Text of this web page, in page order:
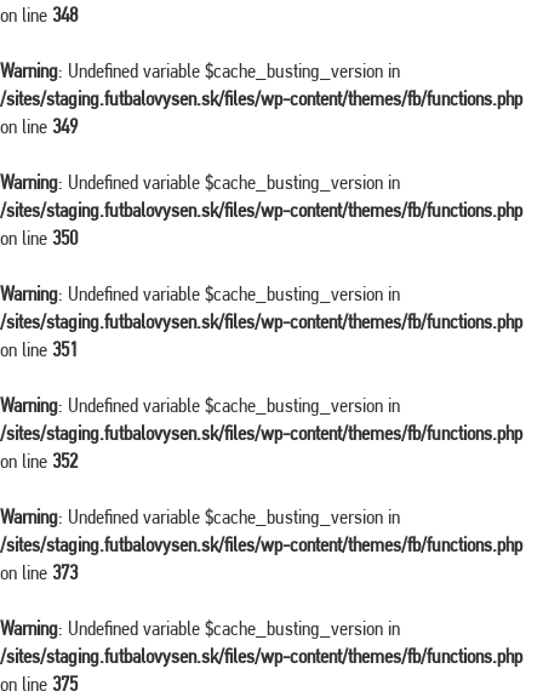
on line 348
Warning: Undefined variable $cache_busting_version in
/sites/staging.futbalovysen.sk/files/wp-content/themes/fb/functions.php
on line 349
Warning: Undefined variable $cache_busting_version in
/sites/staging.futbalovysen.sk/files/wp-content/themes/fb/functions.php
on line 350
Warning: Undefined variable $cache_busting_version in
/sites/staging.futbalovysen.sk/files/wp-content/themes/fb/functions.php
on line 351
Warning: Undefined variable $cache_busting_version in
/sites/staging.futbalovysen.sk/files/wp-content/themes/fb/functions.php
on line 352
Warning: Undefined variable $cache_busting_version in
/sites/staging.futbalovysen.sk/files/wp-content/themes/fb/functions.php
on line 373
Warning: Undefined variable $cache_busting_version in
/sites/staging.futbalovysen.sk/files/wp-content/themes/fb/functions.php
on line 375